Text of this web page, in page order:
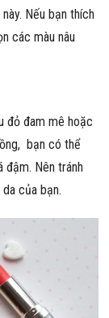
Nếu bạn thích
các màu nâu
đỏ đam mê hoặc
bạn có thể
đậm. Nên tránh
của bạn.